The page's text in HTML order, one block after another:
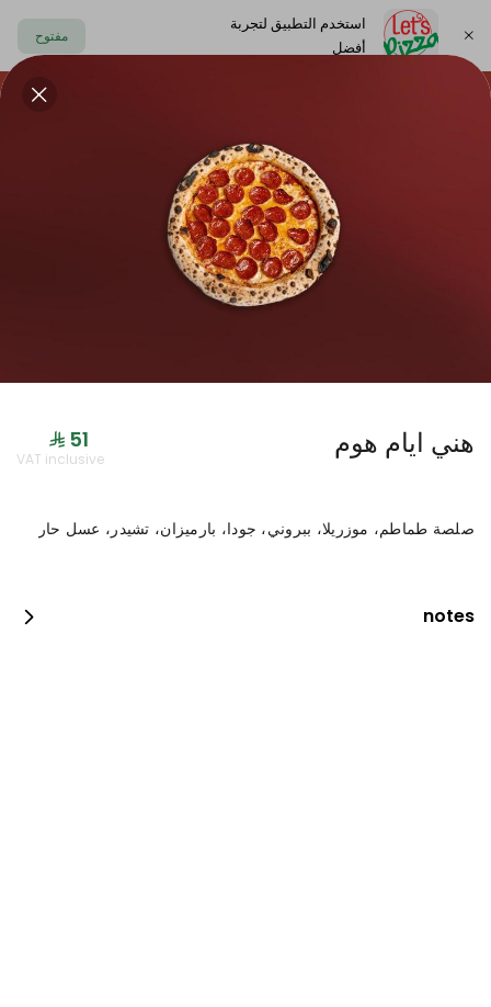
https://www.letspizza.sa/admin/promotion
استخدم التطبيق لتجربة
أفضل
مفتوح
هني ايام هوم VAT inclusive
صلصة طماطم، موزريلا، ببروني، جودا، بارميزان، تشيدر، عسل حار
notes